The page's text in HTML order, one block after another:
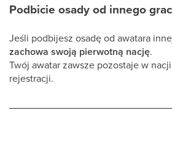
Podbicie osady od innego
Jeśli podbijesz osadę od awatara
zachowa swoją pierwotną nację.
Twój awatar zawsze pozostaje w
rejestracji.